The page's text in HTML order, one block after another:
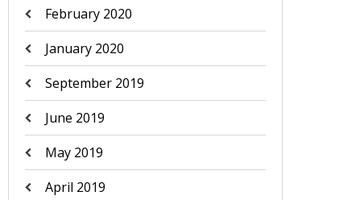
February 2020
January 2020
September 2019
June 2019
May 2019
April 2019